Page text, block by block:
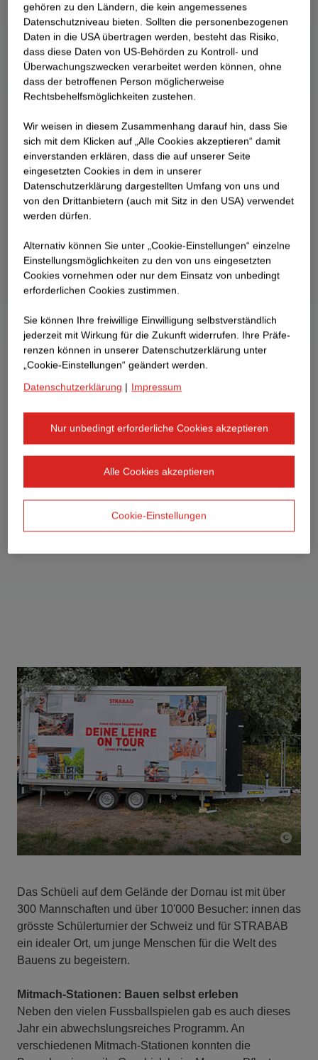
Das Schüeli auf dem Gelände der Dornau ist mit über
300 Mannschaften und über 10'000 Besucher: innen das
grösste Schülerturnier der Schweiz und für STRABAB
ein idealer Ort, um junge Menschen für die Welt des
Bauens zu begeistern.
Mitmach-Stationen: Bauen selbst erleben
Neben den vielen Fussballspielen gab es auch dieses
Jahr ein abwechslungsreiches Programm. An
verschiedenen Mitmach-Stationen konnten die
gehören zu den Ländern, die kein angemessenes
Datenschutzniveau bieten. Sollten die personenbezogenen
Daten in die USA übertragen werden, besteht das Risiko,
dass diese Daten von US-Behörden zu Kontroll- und
Überwachungszwecken verarbeitet werden können, ohne
dass der betroffenen Person möglicherweise
Rechtsbehelfsmöglichkeiten zustehen.
Wir weisen in diesem Zusammenhang darauf hin, dass Sie
sich mit dem Klicken auf „Alle Cookies akzeptieren“ damit
ein­ver­standen erklären, dass die auf unserer Seite
eingesetzten Cookies in dem in unserer
Datenschutzerklärung dargestellten Umfang von uns und
von den Drittanbietern (auch mit Sitz in den USA) verwendet
werden dürfen.
Alternativ können Sie unter „Cookie-Einstellungen“ einzelne
Einstellungsmöglichkeiten zu den von uns eingesetzten
Cookies vornehmen oder nur dem Einsatz von unbedingt
erforderlichen Cookies zustimmen.
Sie können Ihre freiwillige Einwilligung selbstverständlich
jederzeit mit Wirkung für die Zukunft widerrufen. Ihre Prä­fe­
renzen können in unserer Datenschutzerklärung unter
„Cookie-Einstellungen“ geändert werden.
Datenschutzerklärung | Impressum
Nur unbedingt erforderliche Cookies akzeptieren
Alle Cookies akzeptieren
Cookie-Einstellungen